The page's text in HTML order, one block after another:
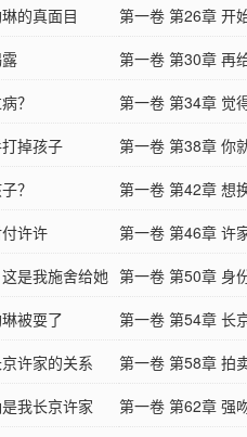
的真面目
第一卷 第26章 开
第一卷 第30章 再
？
第一卷 第34章 觉
子
掉孩子
第一卷 第38章 你
？
第一卷 第42章 想
许许
第一卷 第46章 许
是我施舍给她 第一卷 第50章 身
被耍了
第一卷 第54章 长
许家的关系
第一卷 第58章 拍
我长京许家
第一卷 第62章 强